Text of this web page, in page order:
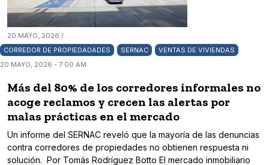
20 MAYO, 2026 /
CORREDOR DE PROPIEDADADES
SERNAC
VENTAS DE VIVIENDAS
20 MAYO, 2026 - 7:00 AM
Más del 80% de los corredores informales no
acoge reclamos y crecen las alertas por
malas prácticas en el mercado
Un informe del SERNAC reveló que la mayoría de las denuncias
contra corredores de propiedades no obtienen respuesta ni
solución. Por Tomás Rodríguez Botto El mercado inmobiliario